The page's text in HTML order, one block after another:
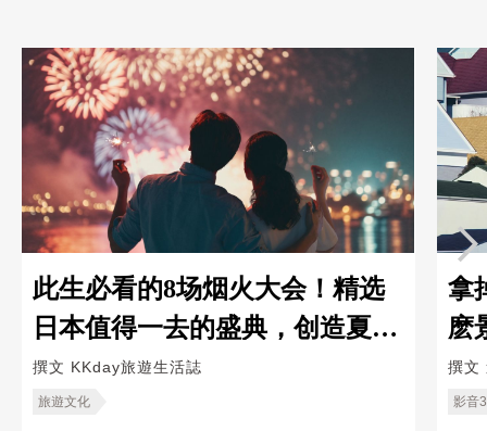
此生必看的8场烟火大会！精选
日本值得一去的盛典，创造夏夜
浪漫记忆
撰文 KKday旅遊生活誌
旅遊文化
拿
麽
出
撰文
影音